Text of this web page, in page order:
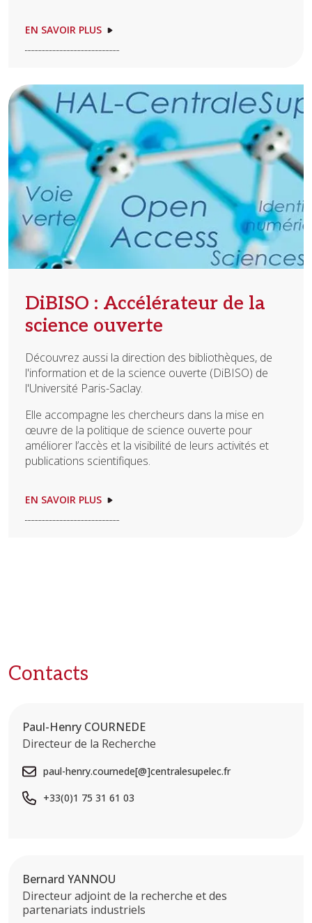
EN SAVOIR PLUS
Image
DiBISO : Accélérateur de la
science ouverte
Découvrez aussi la direction des bibliothèques, de
l'information et de la science ouverte (DiBISO) de
l'Université Paris-Saclay.
Elle accompagne les chercheurs dans la mise en
œuvre de la politique de science ouverte pour
améliorer l’accès et la visibilité de leurs activités et
publications scientifiques.
EN SAVOIR PLUS
Contacts
Paul-Henry COURNEDE
Directeur de la Recherche
paul-henry.cournede[@]centralesupelec.fr
+33(0)1 75 31 61 03
Bernard YANNOU
Directeur adjoint de la recherche et des
partenariats industriels